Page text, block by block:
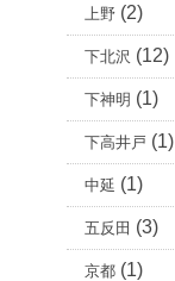
上野 (2)
下北沢 (12)
下神明 (1)
下高井戸 (1)
中延 (1)
五反田 (3)
京都 (1)